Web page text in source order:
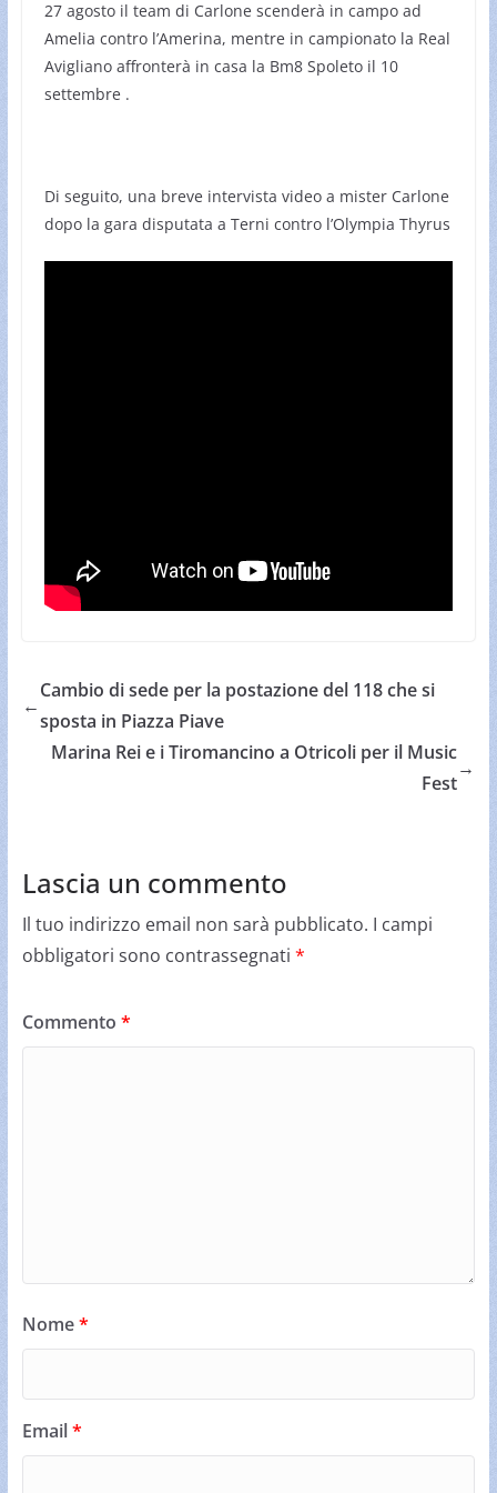
27 agosto il team di Carlone scenderà in campo ad
Amelia contro l’Amerina, mentre in campionato la Real
Avigliano affronterà in casa la Bm8 Spoleto il 10
settembre .
Di seguito, una breve intervista video a mister Carlone
dopo la gara disputata a Terni contro l’Olympia Thyrus
←
Cambio di sede per la postazione del 118 che si
sposta in Piazza Piave
Marina Rei e i Tiromancino a Otricoli per il Music
Fest
→
Lascia un commento
Il tuo indirizzo email non sarà pubblicato. I campi
obbligatori sono contrassegnati *
Commento *
Nome*
Email*